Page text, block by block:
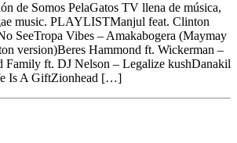
de Somos PelaGatos TV llena de música,
music. PLAYLISTManjul feat. Clinton
SeeTropa Vibes – Amakabogera (Maymay
version)Beres Hammond ft. Wickerman –
ft. DJ Nelson – Legalize kushDanakil
Is A GiftZionhead […]